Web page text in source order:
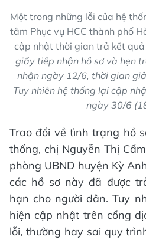
Một trong những lỗi của hệ
tâm Phục vụ HCC thành phố
cập nhật thời gian trả kết quả
giấy tiếp nhận hồ sơ và hẹn
nhận ngày 12/6, thời gian
Tuy nhiên hệ thống lại cập
ngày 30/6
Trao đổi về tình trạng hồ
thống, chị Nguyễn Thị
phòng UBND huyện Kỳ
các hồ sơ này đã được
hạn cho người dân. Tuy
hiện cập nhật trên cổng
lỗi, thường hay sai quy